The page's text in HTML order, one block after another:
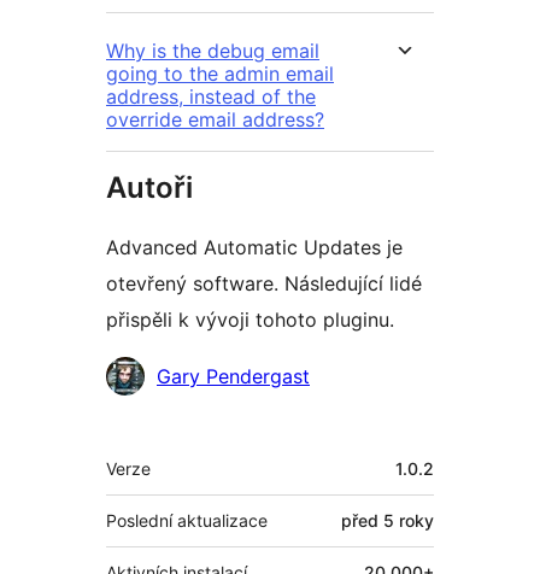
Why is the debug email
going to the admin email
address, instead of the
override email address?
Autoři
Advanced Automatic Updates je
otevřený software. Následující lidé
přispěli k vývoji tohoto pluginu.
Spolupracovníci
Gary Pendergast
Meta
Verze 1.0.2
Poslední aktualizace před 5 roky